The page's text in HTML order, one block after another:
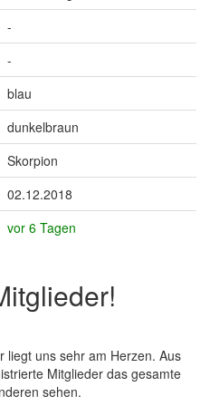
-
-
blau
dunkelbraun
Skorpion
02.12.2018
vor 6 Tagen
liegt uns sehr am Herzen. Aus
Mitglieder das gesamte
sehen.